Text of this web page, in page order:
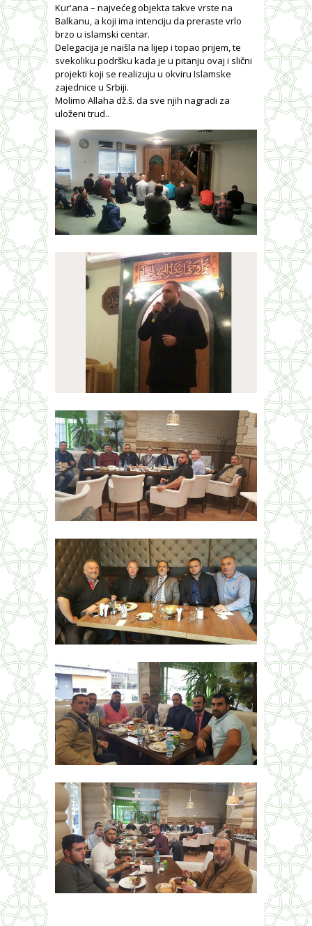
Kur'ana – najvećeg objekta takve vrste na
Balkanu, a koji ima intenciju da preraste vrlo
brzo u islamski centar.
Delegacija je naišla na lijep i topao prijem, te
svekoliku podršku kada je u pitanju ovaj i slični
projekti koji se realizuju u okviru Islamske
zajednice u Srbiji.
Molimo Allaha dž.š. da sve njih nagradi za
uloženi trud..